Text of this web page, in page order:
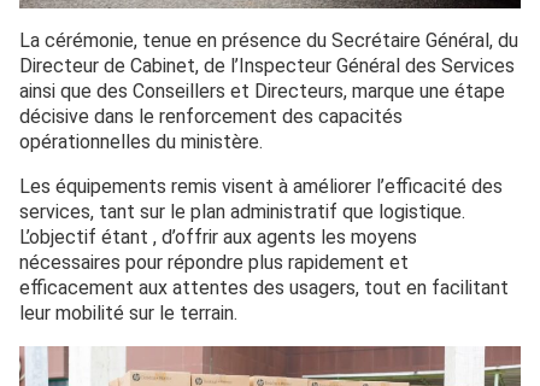
La cérémonie, tenue en présence du Secrétaire Général, du
Directeur de Cabinet, de l’Inspecteur Général des Services
ainsi que des Conseillers et Directeurs, marque une étape
décisive dans le renforcement des capacités
opérationnelles du ministère.
Les équipements remis visent à améliorer l’efficacité des
services, tant sur le plan administratif que logistique.
L’objectif étant , d’offrir aux agents les moyens
nécessaires pour répondre plus rapidement et
efficacement aux attentes des usagers, tout en facilitant
leur mobilité sur le terrain.